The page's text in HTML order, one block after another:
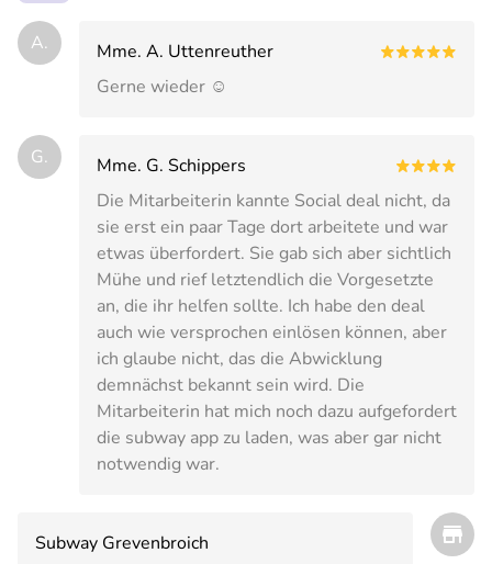
A.
Mme. A. Uttenreuther
Gerne wieder ☺️
G.
Mme. G. Schippers
Die Mitarbeiterin kannte Social deal nicht, da
sie erst ein paar Tage dort arbeitete und war
etwas überfordert. Sie gab sich aber sichtlich
Mühe und rief letztendlich die Vorgesetzte
an, die ihr helfen sollte. Ich habe den deal
auch wie versprochen einlösen können, aber
ich glaube nicht, das die Abwicklung
demnächst bekannt sein wird. Die
Mitarbeiterin hat mich noch dazu aufgefordert
die subway app zu laden, was aber gar nicht
notwendig war.
Subway Grevenbroich